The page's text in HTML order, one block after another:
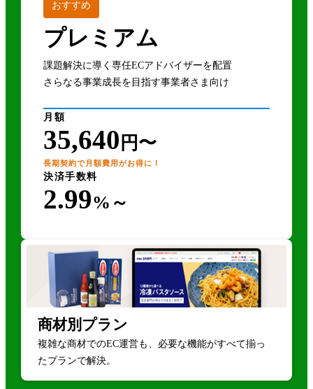
おすすめ
プレミアム
課題解決に導く専任ECアドバイザーを配置
さらなる事業成長を目指す事業者さま向け
月額
35,640 円〜
長期契約で月額費用がお得に！
決済手数料
2.99%～
商材別プラン
複雑な商材でのEC運営も、必要な機能がすべて揃っ
たプランで解決。